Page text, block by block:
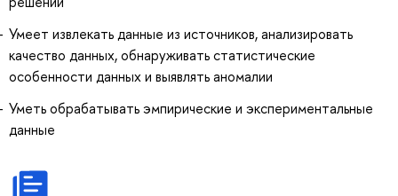
Умеет извлекать данные из источников, анализировать
качество данных, обнаруживать статистические
особенности данных и выявлять аномалии
Уметь обрабатывать эмпирические и экспериментальные
данные